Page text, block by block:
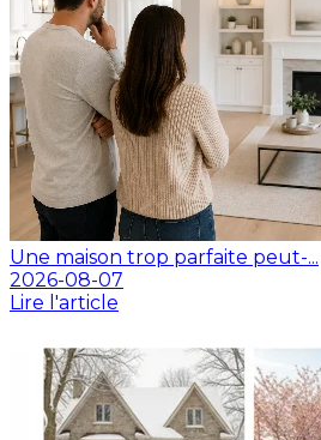
Une maison trop parfaite peut-...
2026-08-07
Lire l'article